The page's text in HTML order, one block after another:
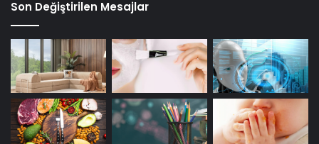
Son Değiştirilen Mesajlar